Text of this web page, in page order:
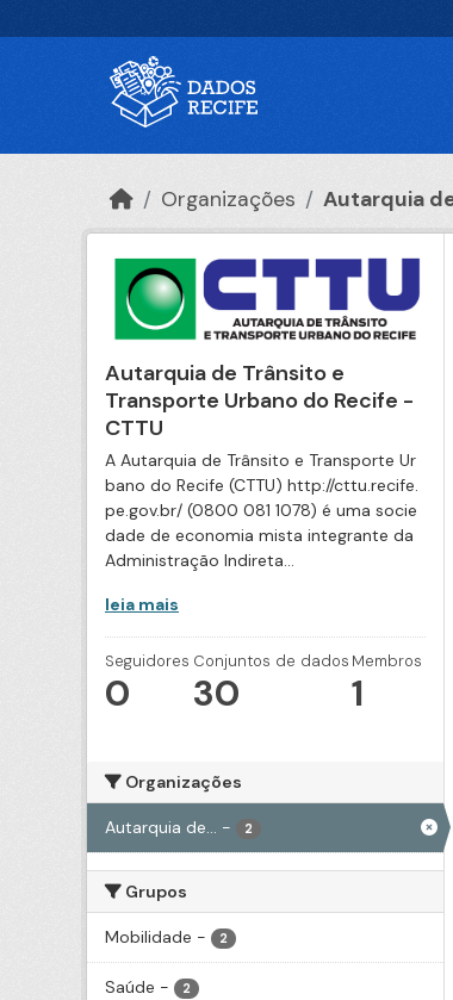
Organizações Autarquia
Autarquia de Trânsito e
Transporte Urbano do Recife -
CTTU
A Autarquia de Trânsito e Transporte Ur
bano do Recife (CTTU) http://cttu.recife.
pe.gov.br/ (0800 081 1078) é uma socie
dade de economia mista integrante da
Administração Indireta...
leia mais
Seguidores
0
Conjuntos de dados
30
Membros
1
Organizações
Autarquia de... - 2
Grupos
Mobilidade - 2
Saúde - 2